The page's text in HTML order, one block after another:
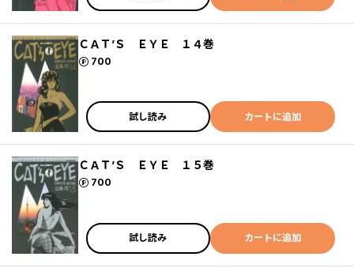
ＣＡＴ’Ｓ ＥＹＥ １４巻
700
ポイント
試し読み カートに追加
ＣＡＴ’Ｓ ＥＹＥ １５巻
700
ポイント
試し読み カートに追加